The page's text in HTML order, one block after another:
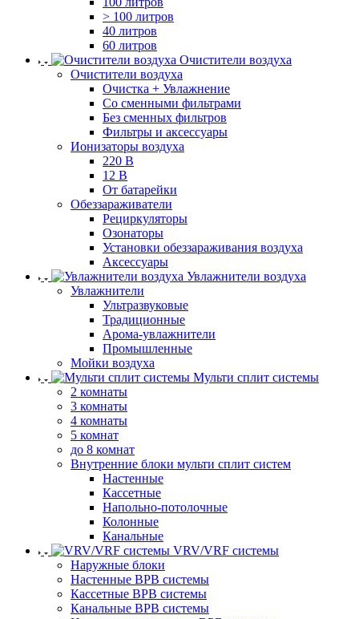
> 100 литров
40 литров
60 литров
Очистители воздуха
Очистители воздуха
Очистка + Увлажнение
Cо сменными фильтрами
Без сменных фильтров
Фильтры и аксессуары
Ионизаторы воздуха
220 В
12 В
От батарейки
Обеззараживатели
Рециркуляторы
Озонаторы
Установки обеззараживания воздуха
Аксессуары
Увлажнители воздуха
Увлажнители
Ультразвуковые
Традиционные
Арома-увлажнители
Промышленные
Мойки воздуха
Мульти сплит системы
2 комнаты
3 комнаты
4 комнаты
5 комнат
до 8 комнат
Внутренние блоки мульти сплит систем
Настенные
Кассетные
Напольно-потолочные
Колонные
Канальные
VRV/VRF системы
Наружные блоки
Настенные ВРВ системы
Кассетные ВРВ системы
Канальные ВРВ системы